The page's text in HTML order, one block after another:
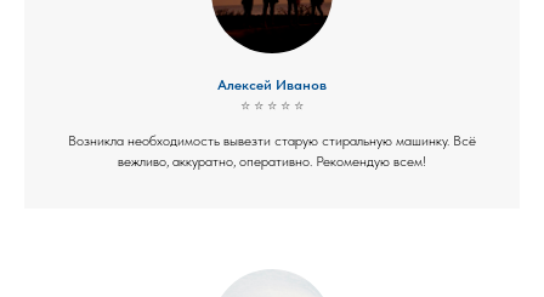
Алексей Иванов
⭐ ⭐ ⭐ ⭐ ⭐
Возникла необходимость вывезти старую стиральную машинку. Всё
вежливо, аккуратно, оперативно. Рекомендую всем!